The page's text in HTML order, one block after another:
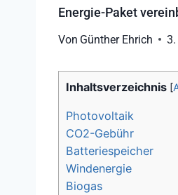
Energie-Paket
Von Günther Ehrich
Inhaltsverzeichnis [
Photovoltaik
CO2-Gebühr
Batteriespeicher
Windenergie
Biogas